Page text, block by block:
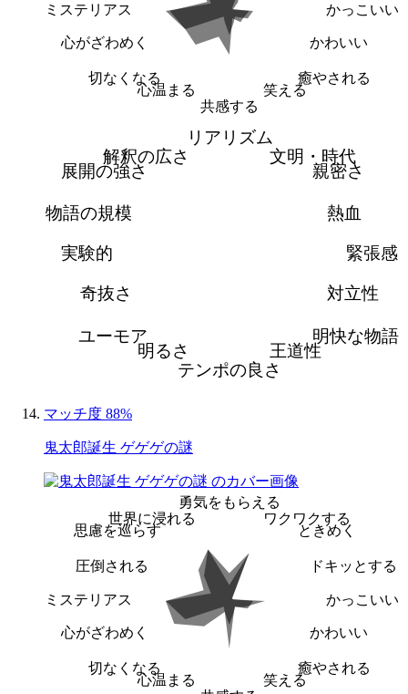
かっこいい
かわいい
癒やされる
笑える
共感する
心温まる
切なくなる
心がざわめく
ミステリアス
リアリズム
文明・時代
親密さ
熱血
緊張感
対立性
明快な物語
王道性
テンポの良さ
明るさ
ユーモア
奇抜さ
実験的
物語の規模
展開の強さ
解釈の広さ
マッチ度 88%
鬼太郎誕生 ゲゲゲの謎
勇気をもらえる
ワクワクする
ときめく
ドキッとする
かっこいい
かわいい
癒やされる
笑える
心温まる
切なくなる
心がざわめく
ミステリアス
圧倒される
思慮を巡らす
世界に浸れる